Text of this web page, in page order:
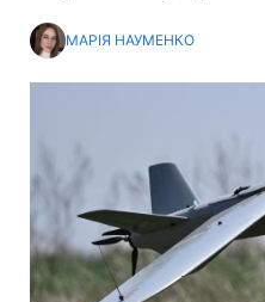
МАРІЯ НАУМЕНКО